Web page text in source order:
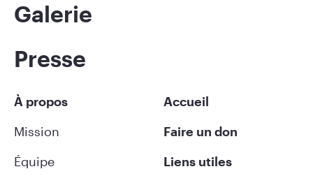
Galerie
Presse
À propos
Mission
Équipe
Accueil
Faire un don
Liens utiles